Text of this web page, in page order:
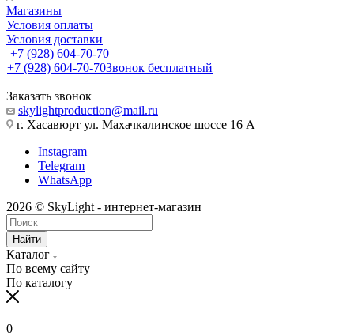
Магазины
Условия оплаты
Условия доставки
+7 (928) 604-70-70
+7 (928) 604-70-70Звонок бесплатный
Заказать звонок
skylightproduction@mail.ru
г. Хасавюрт ул. Махачкалинское шоссе 16 А
Instagram
Telegram
WhatsApp
2026 © SkyLight - интернет-магазин
Найти
Каталог
По всему сайту
По каталогу
0